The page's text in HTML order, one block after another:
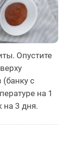
Опустите
(банку с
на 1
на 3 дня.